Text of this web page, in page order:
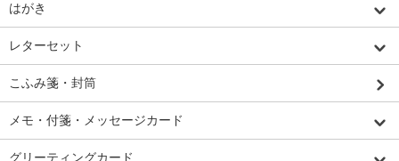
はがき
レターセット
こふみ箋・封筒
メモ・付箋・メッセージカード
グリーティングカード